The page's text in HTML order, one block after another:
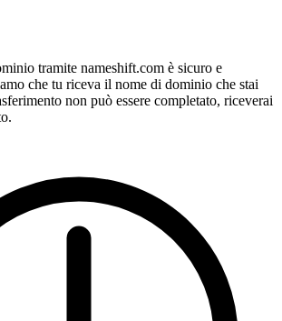
tramite nameshift.com è sicuro e
che tu riceva il nome di dominio che stai
non può essere completato, riceverai